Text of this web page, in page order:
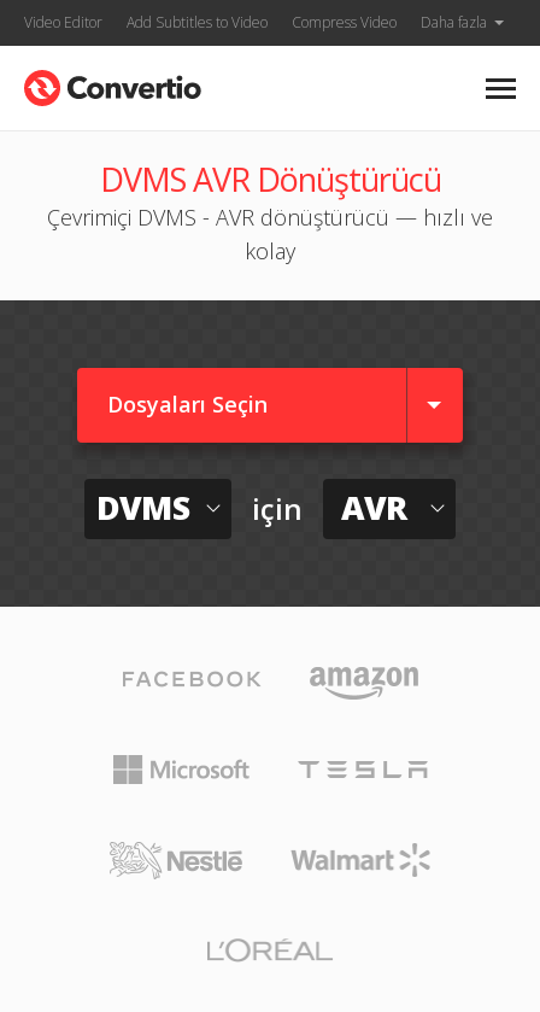
Video Editor Add Subtitles to Video Compress Video Daha fazla
DVMS AVR Dönüştürücü
Çevrimiçi DVMS - AVR dönüştürücü — hızlı ve
kolay
Dosyaları Seçin
DVMS için AVR